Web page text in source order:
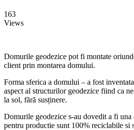
163
Views
Domurile geodezice pot fi montate
client prin montarea domului.
Forma sferica a domului – a fost
aspect al structurilor geodezice fiind ca
la sol, fără susținere.
Domurile geodezice s-au dovedit a fi
pentru productie sunt 100% reciclabile si